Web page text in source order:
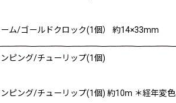
ム/ゴールドクロック(1個） 約14×33mm
ピング/チューリップ(1個)
ピング/チューリップ(1個) 約10m ＊経年変